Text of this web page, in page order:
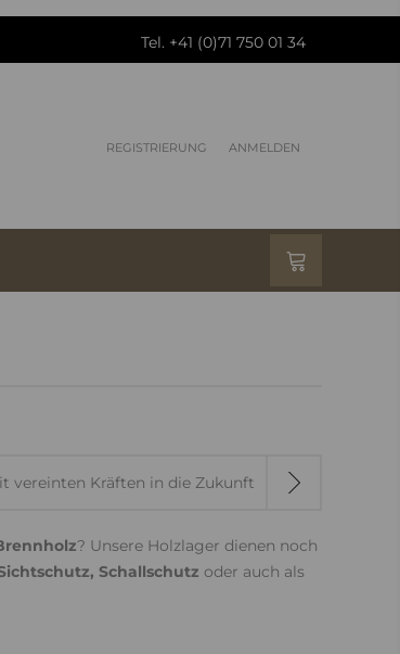
Tel. +41 (0)71 750 01 34
REGISTRIERUNG ANMELDEN
vereinten Kräften in die Zukunft
? Unsere Holzlager dienen noch
Schallschutz oder auch als